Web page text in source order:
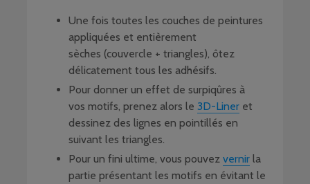
Une fois toutes les couches de peintures
appliquées et entièrement
sèches (couvercle + triangles), ôtez
délicatement tous les adhésifs.
Pour donner un effet de surpiqûres à
vos motifs, prenez alors le 3D-Liner et
dessinez des lignes en pointillés en
suivant les triangles.
Pour un fini ultime, vous pouvez vernir la
partie présentant les motifs en évitant le